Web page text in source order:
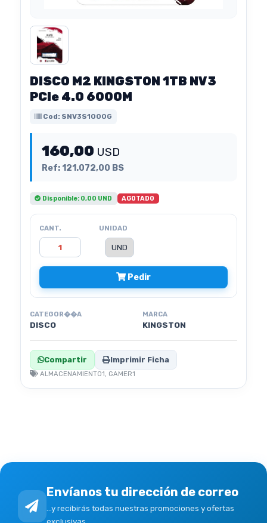
DISCO M2 KINGSTON 1TB NV3
PCIe 4.0 6000M
Cod: SNV3S1000G
160,00 USD
Ref: 121.072,00 BS
Disponible: 0,00 UND AGOTADO
CANT. UNIDAD
Pedir
CATEGOR��A
DISCO
MARCA
KINGSTON
Compartir Imprimir Ficha
ALMACENAMIENTO1, GAMER1
Envíanos tu dirección de correo
...y recibirás todas nuestras promociones y ofertas
exclusivas